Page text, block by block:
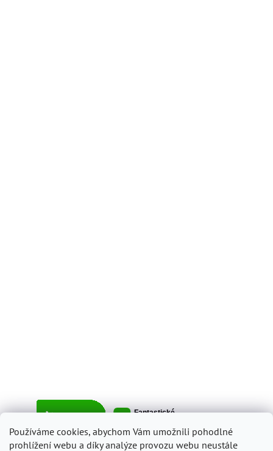
Používáme cookies, abychom Vám umožnili pohodlné
prohlížení webu a díky analýze provozu webu neustále